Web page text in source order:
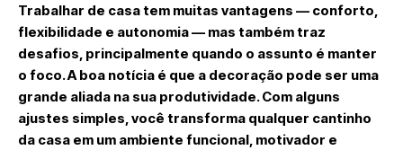
Trabalhar de casa tem muitas vantagens — conforto,
flexibilidade e autonomia — mas também traz
desafios, principalmente quando o assunto é manter
o foco. A boa notícia é que a decoração pode ser uma
grande aliada na sua produtividade. Com alguns
ajustes simples, você transforma qualquer cantinho
da casa em um ambiente funcional, motivador e